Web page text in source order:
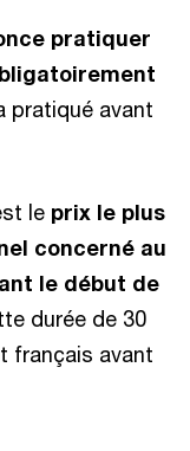
pratiquer
pratiqué avant
le prix le plus
concerné au
le début de
durée de 30
français avant